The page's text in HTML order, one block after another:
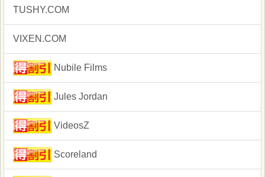
TUSHY.COM
VIXEN.COM
Nubile Films
Jules Jordan
VideosZ
Scoreland